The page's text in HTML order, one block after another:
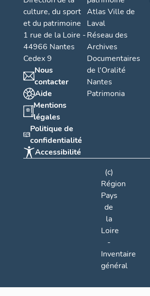
culture, du sport
et du patrimoine
1 rue de la Loire -
44966 Nantes
Cedex 9
Nous
contacter
Aide
Mentions
légales
Politique de
confidentialité
Accessibilité
Atlas Ville de
Laval
Réseau des
Archives
Documentaires
de l'Oralité
Nantes
Patrimonia
(c)
Région
Pays
de
la
Loire
-
Inventaire
général